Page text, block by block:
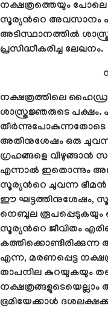
നക്ഷത്രത്തെയും പോലെ
സൂര്യന്‍റെ അവസാനം
അടിസ്ഥാനത്തില്‍
പ്രസിദ്ധീകരിച്ച ലേഖനം.
നക്ഷത്രത്തിലെ
ശാസ്ത്രജ്ഞരുടെ
തീർന്നുപോകുന്നതോടെ
അതിനുശേഷം ഒരു ചുവന്ന
ഗ്രഹങ്ങളെ വിഴുങ്ങാൻ
എന്നാല്‍ ഇതൊന്നും
സൂര്യന്‍റെ ചുവന്ന ഭീമൻ
ഈ ഘട്ടത്തിനുശേഷം,
നെബുല രൂപപ്പെടുകയും
സൂര്യന്‍റെ ജീവിതം
എന്ന, മരണപ്പെട്ട
താപനില കുറയുകയും
ഭൂമിയേക്കാള്‍